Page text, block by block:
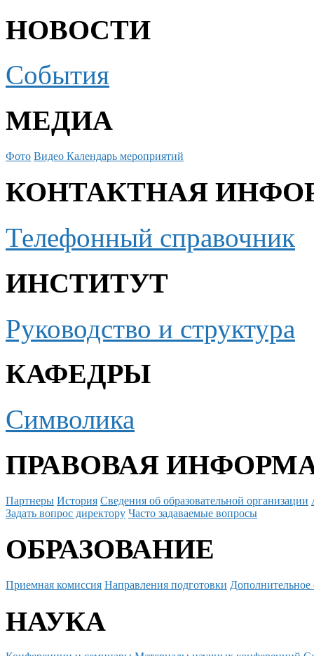
НОВОСТИ
События
МЕДИА
Фото Видео Календарь мероприятий
КОНТАКТНАЯ
Телефонный справочник
ИНСТИТУТ
Руководство и структура
КАФЕДРЫ
Символика
ПРАВОВАЯ
Партнеры История Сведения об образовательной организации
Задать вопрос директору Часто задаваемые вопросы
ОБРАЗОВАНИЕ
Приемная комиссия Направления подготовки Дополнительное
НАУКА